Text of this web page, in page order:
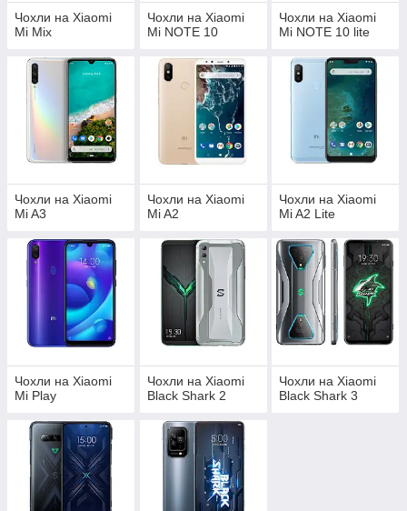
Чохли на Xiaomi
Mi Mix
Чохли на Xiaomi
Mi NOTE 10
Чохли на Xiaomi
Mi NOTE 10 lite
Чохли на Xiaomi
Mi A3
Чохли на Xiaomi
Mi A2
Чохли на Xiaomi
Mi A2 Lite
Чохли на Xiaomi
Mi Play
Чохли на Xiaomi
Black Shark 2
Чохли на Xiaomi
Black Shark 3